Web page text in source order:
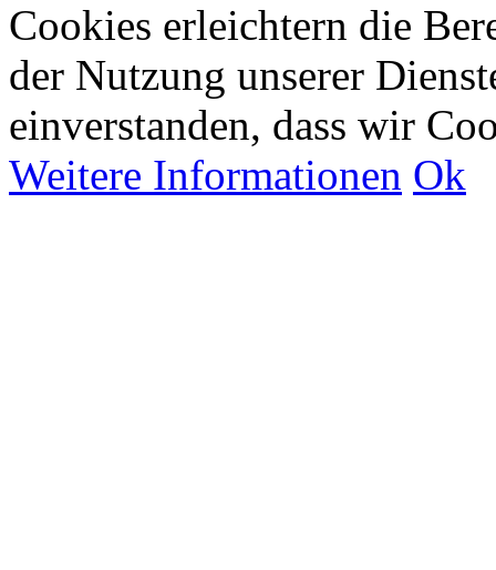
Cookies erleichtern die
der Nutzung unserer
einverstanden, dass wir
Weitere Informationen Ok